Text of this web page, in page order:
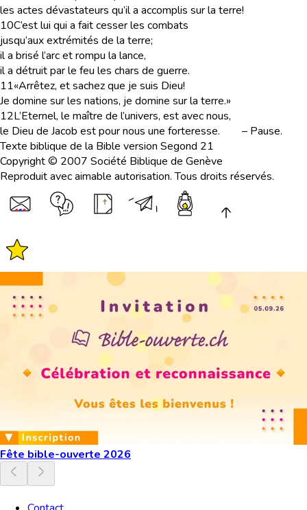
les actes dévastateurs qu’il a accomplis sur la terre!
10C’est lui qui a fait cesser les combats
jusqu’aux extrémités de la terre;
il a brisé l’arc et rompu la lance,
il a détruit par le feu les chars de guerre.
11«Arrêtez, et sachez que je suis Dieu!
Je domine sur les nations, je domine sur la terre.»
12L’Eternel, le maître de l’univers, est avec nous,
le Dieu de Jacob est pour nous une forteresse.
– Pause.
Texte biblique de la Bible version Segond 21
Copyright © 2007 Société Biblique de Genève
Reproduit avec aimable autorisation. Tous droits réservés.
Fête bible-ouverte 2026